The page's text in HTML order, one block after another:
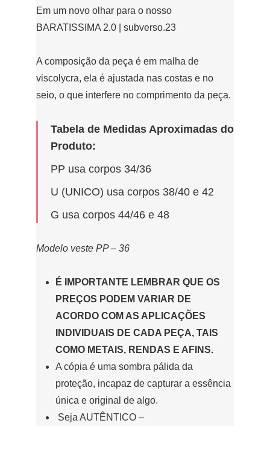
Em um novo olhar para o nosso
BARATISSIMA 2.0 | subverso.23
A composição da peça é em malha de
viscolycra, ela é ajustada nas costas e no
seio, o que interfere no comprimento da peça.
Tabela de Medidas Aproximadas do
Produto:
PP usa corpos 34/36
U (UNICO) usa corpos 38/40 e 42
G usa corpos 44/46 e 48
Modelo veste PP – 36
É IMPORTANTE LEMBRAR QUE OS
PREÇOS PODEM VARIAR DE
ACORDO COM AS APLICAÇÕES
INDIVIDUAIS DE CADA PEÇA, TAIS
COMO METAIS, RENDAS E AFINS.
A cópia é uma sombra pálida da
proteção, incapaz de capturar a essência
única e original de algo.
Seja AUTÊNTICO –